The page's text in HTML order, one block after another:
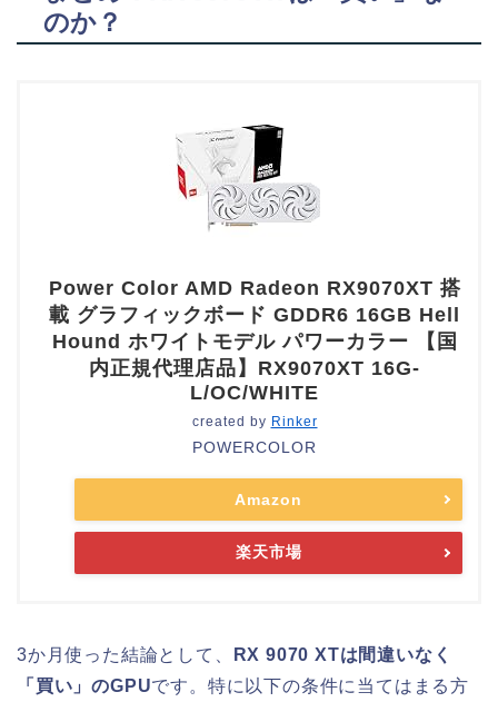
のか？
Power Color AMD Radeon RX9070XT 搭
載 グラフィックボード GDDR6 16GB Hell
Hound ホワイトモデル パワーカラー 【国
内正規代理店品】RX9070XT 16G-
L/OC/WHITE
created by Rinker
POWERCOLOR
Amazon
楽天市場
3か月使った結論として、
RX 9070 XTは間違いなく
「買い」のGPUです。特に以下の条件に当てはまる方